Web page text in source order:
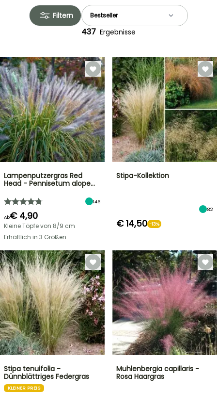
Filtern
437 Ergebnisse
Lampenputzergras Red
Head - Pennisetum alope…
146
Ab€ 4,90
Kleine Töpfe von 8/9 cm
Erhältlich in 3 Größen
Stipa-Kollektion
82
€ 14,50 -13%
Stipa tenuifolia -
Dünnblättriges Federgras
KLEINER PREIS
Muhlenbergia capillaris -
Rosa Haargras